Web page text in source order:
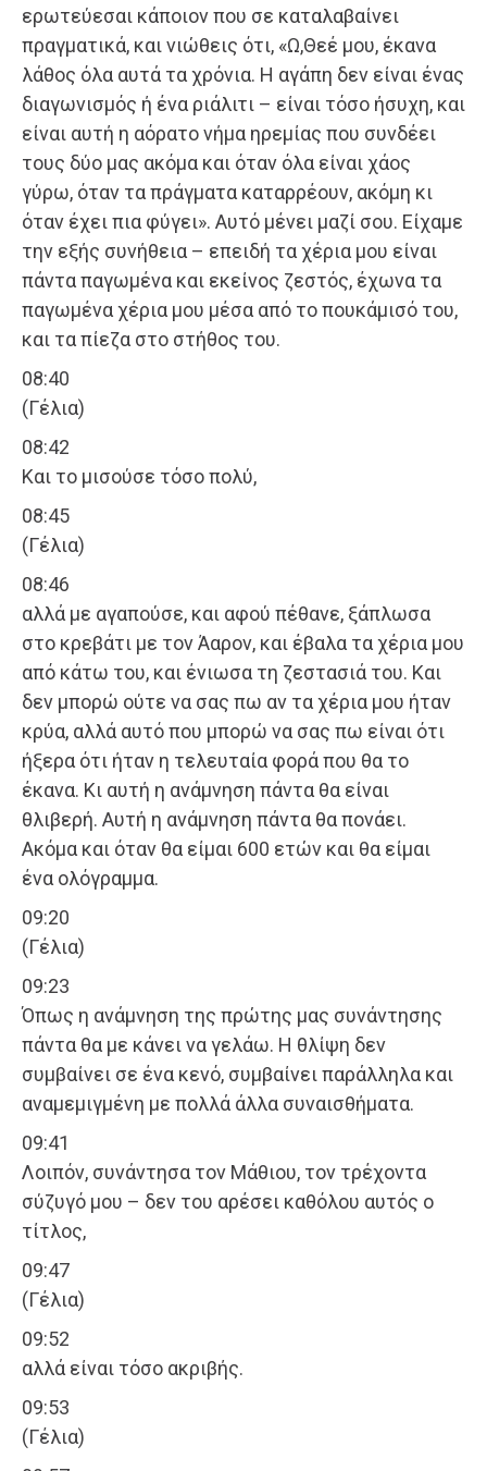
ερωτεύεσαι κάποιον που σε καταλαβαίνει
πραγματικά, και νιώθεις ότι, «Ω,Θεέ μου, έκανα
λάθος όλα αυτά τα χρόνια. Η αγάπη δεν είναι ένας
διαγωνισμός ή ένα ριάλιτι – είναι τόσο ήσυχη, και
είναι αυτή η αόρατο νήμα ηρεμίας που συνδέει
τους δύο μας ακόμα και όταν όλα είναι χάος
γύρω, όταν τα πράγματα καταρρέουν, ακόμη κι
όταν έχει πια φύγει». Αυτό μένει μαζί σου. Είχαμε
την εξής συνήθεια – επειδή τα χέρια μου είναι
πάντα παγωμένα και εκείνος ζεστός, έχωνα τα
παγωμένα χέρια μου μέσα από το πουκάμισό του,
και τα πίεζα στο στήθος του.
08:40
(Γέλια)
08:42
Και το μισούσε τόσο πολύ,
08:45
(Γέλια)
08:46
αλλά με αγαπούσε, και αφού πέθανε, ξάπλωσα
στο κρεβάτι με τον Άαρον, και έβαλα τα χέρια μου
από κάτω του, και ένιωσα τη ζεστασιά του. Και
δεν μπορώ ούτε να σας πω αν τα χέρια μου ήταν
κρύα, αλλά αυτό που μπορώ να σας πω είναι ότι
ήξερα ότι ήταν η τελευταία φορά που θα το
έκανα. Κι αυτή η ανάμνηση πάντα θα είναι
θλιβερή. Αυτή η ανάμνηση πάντα θα πονάει.
Ακόμα και όταν θα είμαι 600 ετών και θα είμαι
ένα ολόγραμμα.
09:20
(Γέλια)
09:23
Όπως η ανάμνηση της πρώτης μας συνάντησης
πάντα θα με κάνει να γελάω. Η θλίψη δεν
συμβαίνει σε ένα κενό, συμβαίνει παράλληλα και
αναμεμιγμένη με πολλά άλλα συναισθήματα.
09:41
Λοιπόν, συνάντησα τον Μάθιου, τον τρέχοντα
σύζυγό μου – δεν του αρέσει καθόλου αυτός ο
τίτλος,
09:47
(Γέλια)
09:52
αλλά είναι τόσο ακριβής.
09:53
(Γέλια)